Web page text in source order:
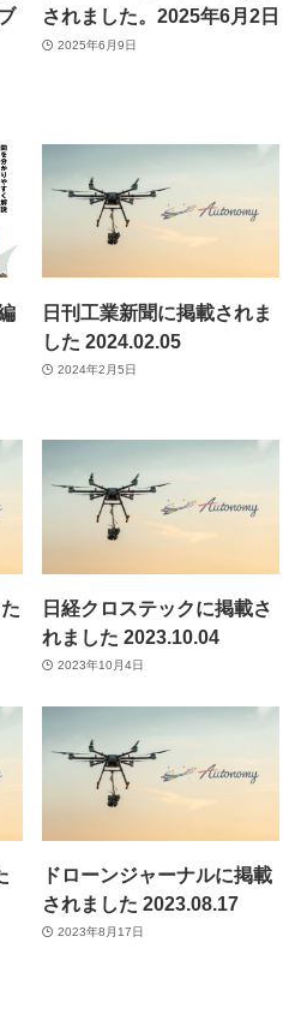
最新情報
社Autonomy
されました。2025年6月2日
2025年6月9日
日刊工業新聞に掲載されま
した 2024.02.05
2024年2月5日
日経クロステックに掲載さ
れました 2023.10.04
2023年10月4日
ドローンジャーナルに掲載
されました 2023.08.17
2023年8月17日